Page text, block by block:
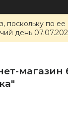
поскольку по
день
магазин